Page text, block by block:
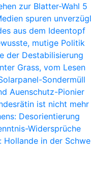
zur Blatter-Wahl 5
spuren
aus dem Ideentopf
mutige Politik
der Destabilisierung
Grass, vom Lesen
Sondermüll
Auenschutz-Pionier
ist nicht mehr
Desorientierung
Widersprüche
Hollande in der